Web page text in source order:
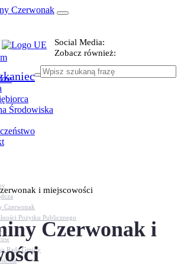
Social Media:
Zobacz również:
Środowiska
Czerwonak
Pożytku Publicznego
Rada Gminy
i miejscowości
Czerwonak i